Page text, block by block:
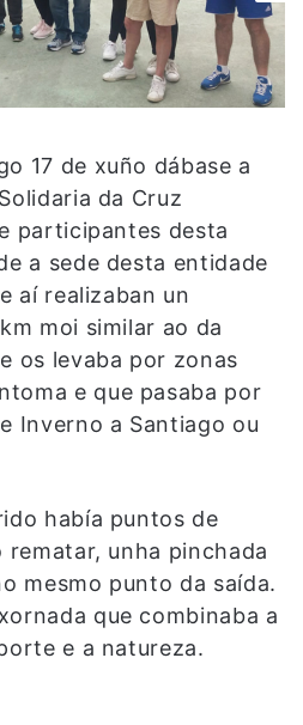
17 de xuño dábase a
da Cruz
participantes desta
a sede desta entidade
aí realizaban un
moi similar ao da
os levaba por zonas
e que pasaba por
Inverno a Santiago ou
había puntos de
rematar, unha pinchada
mesmo punto da saída.
que combinaba a
e a natureza.